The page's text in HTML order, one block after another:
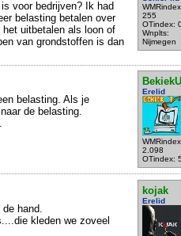
255
OTindex:
Wnplts:
Nijmegen
voor bedrijven? Ik had
belasting betalen over
uitbetalen als loon of
van grondstoffen is dan
Erelid
2.098
OTindex:
belasting. Als je
de belasting.
kojak
Erelid
hand.
kleden we zoveel